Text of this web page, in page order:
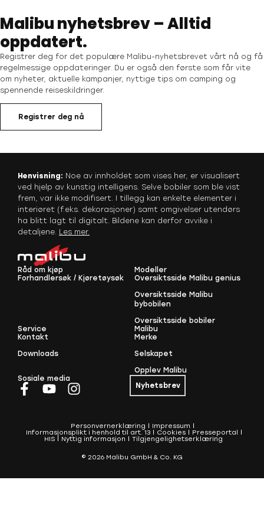
Malibu nyhetsbrev – Alltid
oppdatert.
Registrer deg for det populære Malibu-nyhetsbrevet vårt nå og få
regelmessige oppdateringer. Du er også den første som får vite
om nyheter, aktuelle kampanjer, nyttige tips om camping og
spennende reiseskildringer.
Registrer deg nå
Henvisning: Noe av innholdet som vises her, er visualisert
ved hjelp av kunstig intelligens. Selve bobiler som ble vist
frem, var ikke modifisert. I tillegg kan enkelte elementer i
interiøret (f.eks. dekorasjoner) samt omgivelser utendørs
ha blitt lagt til digitalt. Bildene kan derfor avvike i
detaljene. Les mer.
Råd om kjøp
Forhandlersøk / Kjøretøysøk
Modeller
Oversiktsside Malibu genius
Oversiktsside Malibu
bybobilen
Oversiktsside bobiler
Service
Kontakt
Downloads
Malibu
Merke
Selskapet
Opplev Malibu
Sosiale media
Nyhetsbrev
Personvernerklæring
Impressum
Informasjonsplikt i henhold til art. 13
Cookies
Presseportal
HIS
Nyttig informasjon Tilgjengelighetserklæring
© 2026 Malibu GmbH & Co. KG